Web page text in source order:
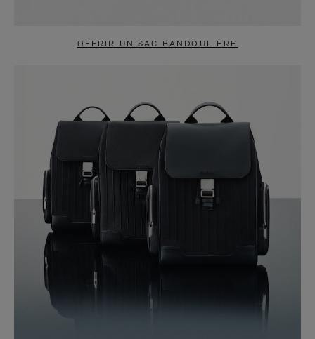
OFFRIR UN SAC BANDOULIÈRE